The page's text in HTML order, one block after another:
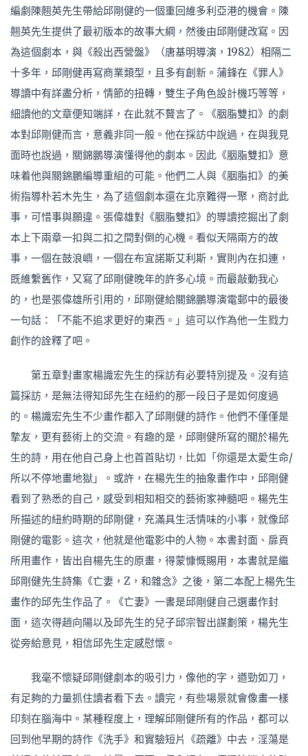
編劇陳翹英先生帶給邱剛健的一個重回維多利亞港的機會。陳
翹英先生提供了最初版本的故事大綱，然後由邱剛健改寫。因
為這個劇本，與《殺出西營盤》（唐基明導演，1982）相隔二
十多年，邱剛健再寫商業類型，且多有創新。蒲鋒在《罪人》
導讀中有詳盡分析，情節的扭轉，雙生子角色設計機巧等等，
細讀他的文章便知端詳，在此就不贅言了。《胭脂雙扣》的劇
本對邱剛健而言，意義非同一般。他在採訪中說過，在與我見
面時也說過，關錦鵬導演懂得他的劇本。因此《胭脂雙扣》意
味着他與關錦鵬編導重組的可能。他們二人與《胭脂扣》的美
術指導朴若木先生，為了這個劇本還在北京難得一聚，商討此
事，可惜事與願違。張偉雄對《胭脂雙扣》的導讀挖掘出了劇
本上下兩章一扣與二扣之間對倒的心機。看似天隔兩方的故
事，一個在鼓浪嶼，一個在布宜諾斯艾利斯，實則內在扣連，
既維繫舊作，又寫了邱剛健晚年的許多心境。而最敲動我心
的，也是張偉雄所引用的，邱剛健給關錦鵬導演電郵中的最後
一句話：「不能不追求更好的東西。」這可以作為他一生戮力
創作的詮釋了吧。
第五章對畫家楊識宏先生的採訪有必要特別提及。沒有這
篇採訪，是無法得知邱先生在紐約的那一段日子是如何度過
的。楊識宏先生不少畫作都入了邱剛健的詩作。他們不僅僅是
摯友，更有藝術上的交流。有趣的是，邱剛健所寫的關於楊先
生的詩，用在他自己身上也首首貼切，比如「你還是太愛生命/
所以不停地畫地獄」。或許，在楊先生的抽象畫作中，邱剛健
看到了熟悉的自己，感受到相知相交的藝術家神髓吧。楊先生
所描述的紐約時期的邱剛健，充滿具生活情味的小事，就像邱
剛健的電影。這次，他就是他電影中的人物。本書封面、扉頁
所用畫作，皆出自楊先生的原畫，得蒙慷慨賜用，本書就是繼
邱剛健先生詩集《亡妻，Z，和雜念》之後，第二本配上楊先生
畫作的邱先生作品了。《亡妻》一書是邱剛健自己選畫作封
面，這次得趙向陽以及邱先生的兒子邱宗智出謀劃策，楊先生
從旁給意見，相信邱先生定感慰懷。
我毫不懷疑邱剛健劇本的吸引力，像他的字，遒勁如刀，
有足夠的力量抓住讀者看下去。讀完，有些場景就會像畫一樣
印刻在腦海中。某種程度上，理解邱剛健所有的作品，都可以
回到他早期的詩作《洗手》和實驗短片《疏離》中去，淫蕩是